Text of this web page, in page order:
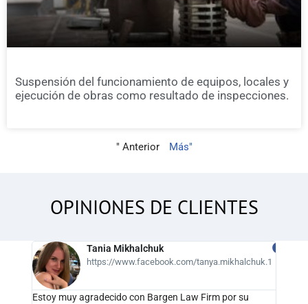
Suspensión del funcionamiento de equipos, locales y
ejecución de obras como resultado de inspecciones.
" Anterior Más"
OPINIONES DE CLIENTES
Tania Mikhalchuk
https://www.facebook.com/tanya.mikhalchuk.1
Estoy muy agradecido con Bargen Law Firm por su